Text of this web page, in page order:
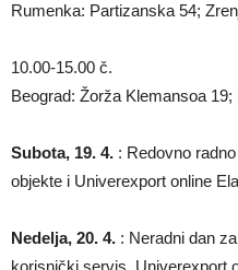
Rumenka: Partizanska 54;
10.00-15.00 č.
Beograd: Žorža Klemansoa
Subota, 19. 4. : Redovno
objekte i Univerexport online
Nedelja, 20. 4. : Neradni dan